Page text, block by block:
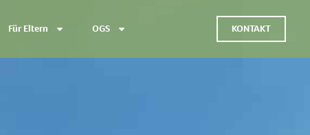
Für Eltern OGS KONTAKT